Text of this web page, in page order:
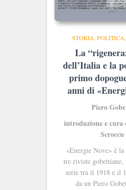
STORIA,
La
dell’Italia e la
primo
anni di
Piero
introduzione e cura
Scroccu
«Energie Nove» è
tre riviste gobettiane,
serie tra il 1918 e il
da un Piero